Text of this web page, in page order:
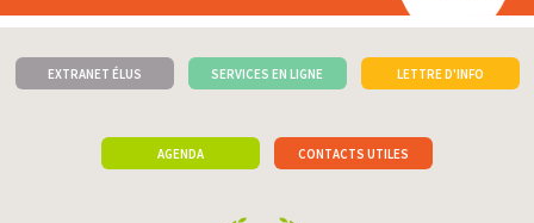
EXTRANET ÉLUS SERVICES EN LIGNE LETTRE D'INFO
AGENDA CONTACTS UTILES